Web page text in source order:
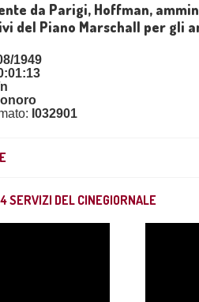
da Parigi, Hoffman,
del Piano Marschall per gli
1949
I032901
4SERVIZI DEL CINEGIORNALE